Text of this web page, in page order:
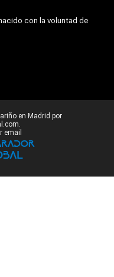
con la voluntad de
en Madrid por
email